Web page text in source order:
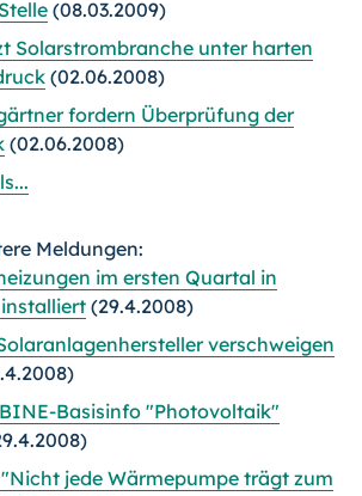
(08.03.2009)
Solarstrombranche unter harten
(02.06.2008)
fordern Überprüfung der
(02.06.2008)
Meldungen:
im ersten Quartal in
(29.4.2008)
verschweigen
Basisinfo "Photovoltaik"
jede Wärmepumpe trägt zum